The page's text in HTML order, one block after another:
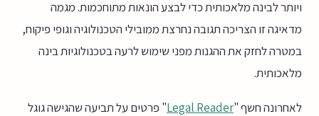
ויותר לבינה מלאכותית כדי לבצע הונאות מתוחכמות. מגמה
מדאיגה זו הצריכה תגובה נחרצת ממובילי הטכנולוגיה וגופי פיקוח,
במטרה לחזק את ההגנות מפני שימוש לרעה בטכנולוגיות בינה
מלאכותית.
לאחרונה חשף "Legal Reader" פרטים על תביעה שהגישה גוגל